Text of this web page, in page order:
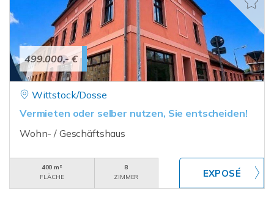
499.000,- €
Wittstock/Dosse
Vermieten oder selber nutzen, Sie entscheiden!
Wohn- / Geschäftshaus
400 m²
FLÄCHE
8
ZIMMER